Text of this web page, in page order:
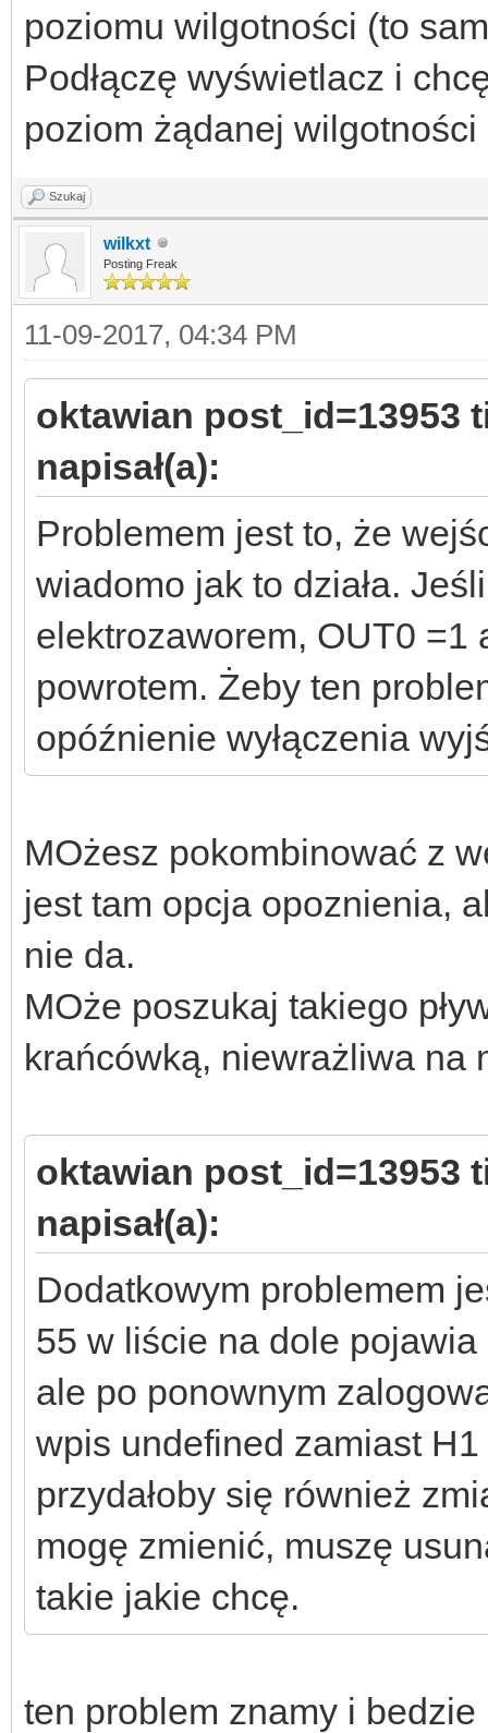
poziomu wilgotności (to
Podłączę wyświetlacz i
poziom żądanej
Szukaj
wilkxt
Posting Freak
11-09-2017, 04:34 PM
oktawian post_id=13953
napisał(a):
Problemem jest to, że
wiadomo jak to działa.
elektrozaworem, OUT0 =1
powrotem. Żeby ten
opóźnienie wyłączenia
MOżesz pokombinować z
jest tam opcja opoznienia,
nie da.
MOże poszukaj takiego
krańcówką, niewrażliwa na
oktawian post_id=13953
napisał(a):
Dodatkowym problemem
55 w liście na dole
ale po ponownym
wpis undefined zamiast
przydałoby się również
mogę zmienić, muszę
takie jakie chcę.
ten problem znamy i